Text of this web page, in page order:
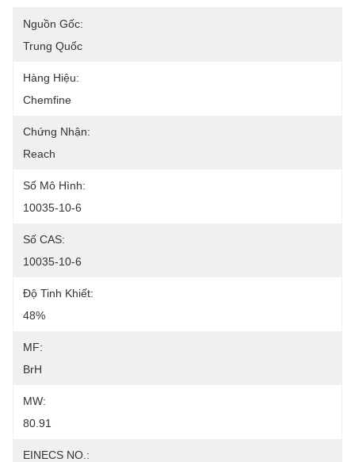
Nguồn Gốc:
Trung Quốc
Hàng Hiệu:
Chemfine
Chứng Nhận:
Reach
Số Mô Hình:
10035-10-6
Số CAS:
10035-10-6
Độ Tinh Khiết:
48%
MF:
BrH
MW:
80.91
EINECS NO.: